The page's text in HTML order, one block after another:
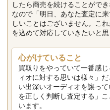
したら商売を続けることができ
なので「明日、あなた査定に
しいことはございません。こ
を込めて対応していきたいと思
心がけていること
買取りをやっていて一番感
ィオに対する思いは様々」
い出深いオーディオを譲っ
を正しく判断し査定する」
います。